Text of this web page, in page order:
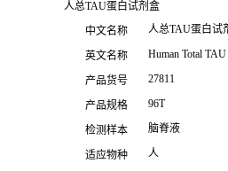
人总TAU蛋白试剂盒
中文名称
人总TAU蛋白试
英文名称 Human Total
产品货号 27811
产品规格 96T
检测样本 脑脊液
适应物种 人